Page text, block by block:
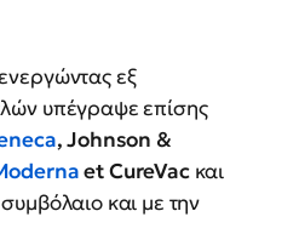
εξ
υπέγραψε επίσης
, Johnson &
et CureVac και
και με την